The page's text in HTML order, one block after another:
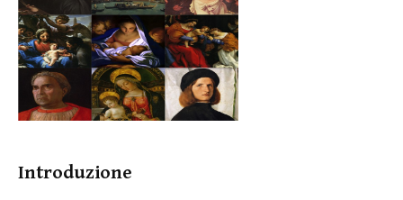
Introduzione